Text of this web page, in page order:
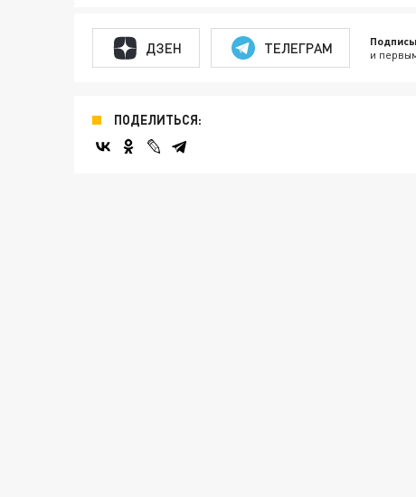
ДЗЕН ТЕЛЕГРАМ и
ПОДЕЛИТЬСЯ: